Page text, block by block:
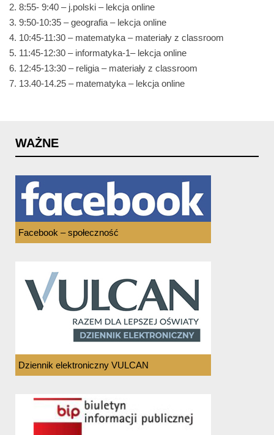
2. 8:55- 9:40 – j.polski – lekcja online
3. 9:50-10:35 – geografia – lekcja online
4. 10:45-11:30 – matematyka – materiały z classroom
5. 11:45-12:30 – informatyka-1– lekcja online
6. 12:45-13:30 – religia – materiały z classroom
7. 13.40-14.25 – matematyka – lekcja online
WAŻNE
Facebook – społeczność
Dziennik elektroniczny VULCAN